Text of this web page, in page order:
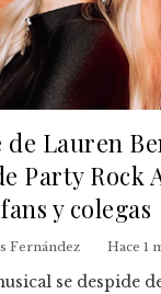
de Lauren
Party Rock
y colegas
Fernández Hace 1
se despide